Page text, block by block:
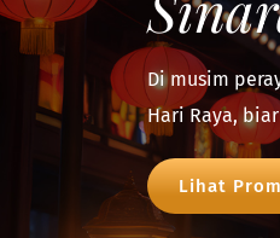
Di musim
Hari Raya,
Lihat